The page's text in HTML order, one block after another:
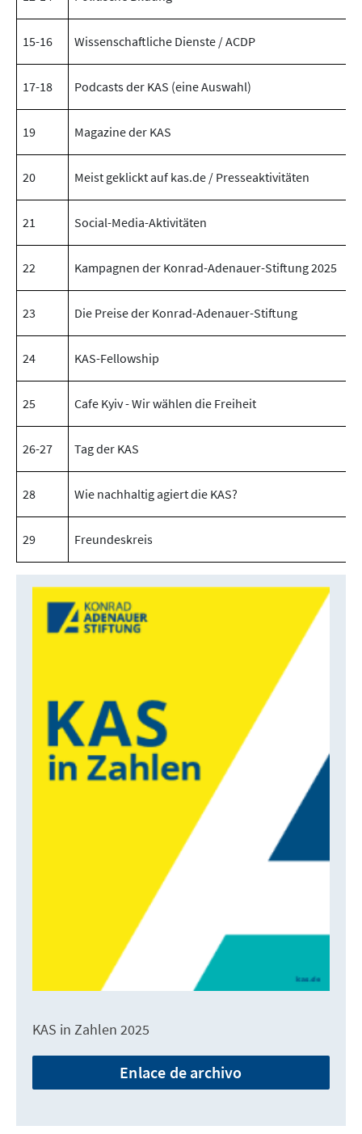
15-16 Wissenschaftliche Dienste / ACDP
17-18 Podcasts der KAS (eine Auswahl)
19 Magazine der KAS
20 Meist geklickt auf kas.de / Presseaktivitäten
21 Social-Media-Aktivitäten
22 Kampagnen der Konrad-Adenauer-Stiftung 2025
23 Die Preise der Konrad-Adenauer-Stiftung
24 KAS-Fellowship
25 Cafe Kyiv - Wir wählen die Freiheit
26-27 Tag der KAS
28 Wie nachhaltig agiert die KAS?
29 Freundeskreis
KAS in Zahlen 2025
Enlace de archivo